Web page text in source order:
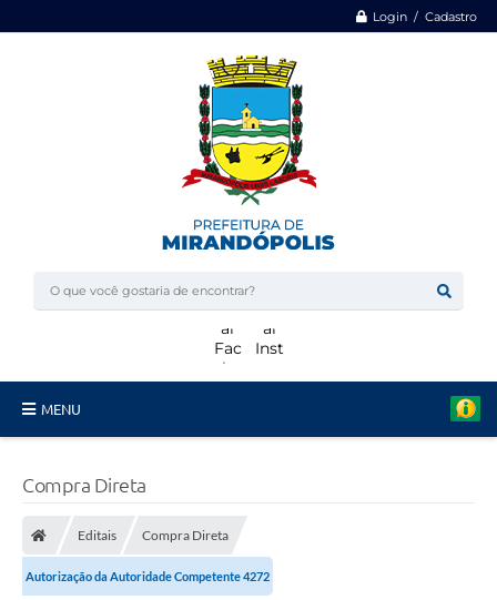
Login / Cadastro
MENU
Licitações
Compra Direta
Editais Compra Direta
Autorização da Autoridade Competente 4272